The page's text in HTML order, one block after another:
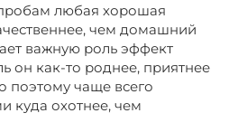
любая хорошая
чем домашний
важную роль эффект
он как-то роднее, приятнее
поэтому чаще всего
куда охотнее, чем